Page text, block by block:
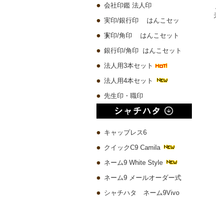
会社印鑑 法人印
実印/銀行印 はんこセッ
ト
実印/角印 はんこセット
銀行印/角印 はんこセット
法人用3本セット
法人用4本セット
先生印・職印
キャップレス6
クイックC9 Camila
ネーム9 White Style
ネーム9 メールオーダー式
シャチハタ ネーム9Vivo
琥珀樹脂印鑑 ケース付き【一日10本限定】
4,500 円
19,780 円